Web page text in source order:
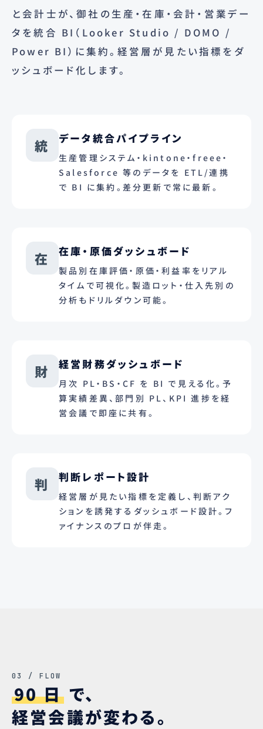
と会計士が、御社の生産・在庫・会計・営業デー
タを統合 BI（Looker Studio / DOMO /
Power BI）に集約。経営層が見たい指標をダ
ッシュボード化します。
統 データ統合パイプライン
生産管理システム・kintone・freee・
Salesforce 等のデータを ETL/連携
で BI に集約。差分更新で常に最新。
在 在庫・原価ダッシュボード
製品別在庫評価・原価・利益率をリアル
タイムで可視化。製造ロット・仕入先別の
分析もドリルダウン可能。
財 経営財務ダッシュボード
月次 PL・BS・CF を BI で見える化。予
算実績差異、部門別 PL、KPI 進捗を経
営会議で即座に共有。
判 判断レポート設計
経営層が見たい指標を定義し、判断アク
ションを誘発するダッシュボード設計。フ
ァイナンスのプロが伴走。
03 / FLOW
90 日で、
経営会議が変わる。